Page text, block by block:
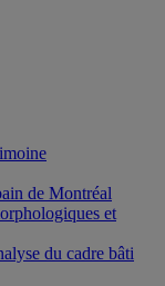
de Montréal
et
du cadre bâti